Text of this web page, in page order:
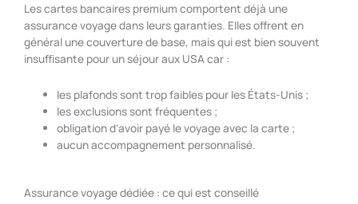
Les cartes bancaires premium comportent déjà une
assurance voyage dans leurs garanties. Elles offrent en
général une couverture de base, mais qui est bien souvent
insuffisante pour un séjour aux USA car :
les plafonds sont trop faibles pour les États-Unis ;
les exclusions sont fréquentes ;
obligation d’avoir payé le voyage avec la carte ;
aucun accompagnement personnalisé.
Assurance voyage dédiée : ce qui est conseillé